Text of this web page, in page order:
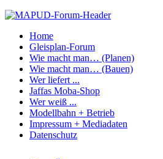
Home
Gleisplan-Forum
Wie macht man… (Planen)
Wie macht man… (Bauen)
Wer liefert ...
Jaffas Moba-Shop
Wer weiß ...
Modellbahn + Betrieb
Impressum + Mediadaten
Datenschutz